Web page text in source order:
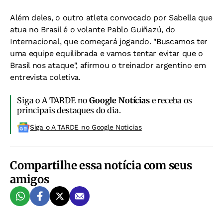
Além deles, o outro atleta convocado por Sabella que
atua no Brasil é o volante Pablo Guiñazú, do
Internacional, que começará jogando. "Buscamos ter
uma equipe equilibrada e vamos tentar evitar que o
Brasil nos ataque", afirmou o treinador argentino em
entrevista coletiva.
Siga o A TARDE noGoogle Notíciase receba os
principais destaques do dia.
Siga o A TARDE no Google Noticias
Compartilhe essa notícia com seus
amigos